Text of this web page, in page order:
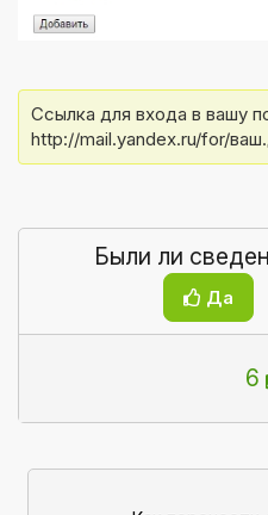
Ссылка для входа в вашу
http://mail.yandex.ru/for/
Были ли
Да
6